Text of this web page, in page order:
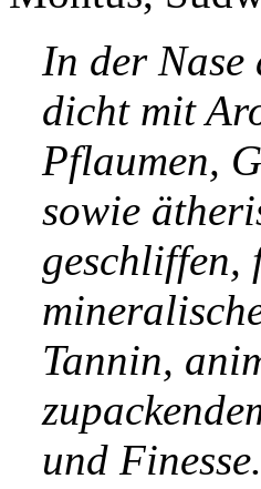
In der
dicht mit
Pflaumen,
sowie
geschliffen,
Tannin,
und Finesse.